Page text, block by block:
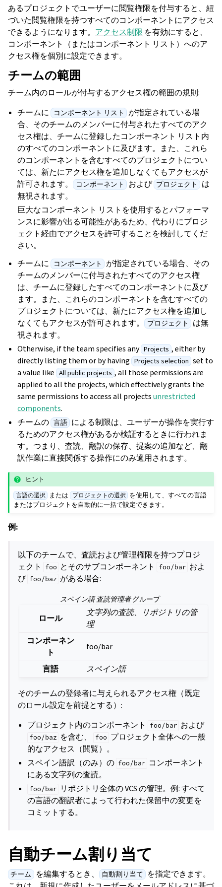
あるプロジェクトでユーザーに閲覧権限を付与すると、紐
づいた閲覧権限を持つすべてのコンポーネントにアクセス
できるようになります。 アクセス制限 を有効にすると、
コンポーネント（またはコンポーネント リスト）へのア
クセス権を個別に設定できます。
チームの範囲
チーム内のロールが付与するアクセス権の範囲の規則:
チームに コンポーネント リスト が指定されている場
合、そのチームのメンバーに付与されたすべてのアク
セス権は、チームに登録したコンポーネント リスト内
のすべてのコンポーネントに及びます。また、これら
のコンポーネントを含むすべてのプロジェクトについ
ては、新たにアクセス権を追加しなくてもアクセスが
許可されます。 コンポーネント および プロジェクト
は
無視されます。
巨大なコンポーネント リストを使用するとパフォーマ
ンスに影響が出る可能性があるため、代わりにプロジ
ェクト経由でアクセスを許可することを検討してくだ
さい。
チームに コンポーネント が指定されている場合、その
チームのメンバーに付与されたすべてのアクセス権
は、チームに登録したすべてのコンポーネントに及び
ます。また、これらのコンポーネントを含むすべての
プロジェクトについては、新たにアクセス権を追加し
なくてもアクセスが許可されます。 プロジェクト は無
視されます。
Otherwise, if the team specifies any Projects , either by
directly listing them or by having Projects selection set to
a value like All public projects , all those permissions are
applied to all the projects, which effectively grants the
same permissions to access all projectsunrestricted
components.
チームの 言語 による制限は、ユーザーが操作を実行す
るためのアクセス権があるか検証するときに行われま
す。つまり、査読、翻訳の保存、提案の追加など、翻
訳作業に直接関係する操作にのみ適用されます。
ヒント
言語の選択 または プロジェクトの選択 を使用して、すべての言語
またはプロジェクトを自動的に一括で設定できます。
例:
以下のチームで、査読および管理権限を持つプロジ
ェクト
foo とそのサブコンポーネント foo/bar およ
び foo/baz がある場合:
スペイン語 査読管理者グループ
ロール
文字列の査読、
リポジトリの管
理
コンポーネン
ト
foo/bar
言語 スペイン語
そのチームの登録者に与えられるアクセス権（既定
のロール設定を前提とする）:
プロジェクト内のコンポーネント
foo/bar および
foo/baz を含む、 foo プロジェクト全体への一般
的なアクセス（閲覧）。
スペイン語訳（のみ）の foo/bar コンポーネント
にある文字列の査読。
foo/bar リポジトリ全体の VCS の管理。例: すべて
の言語の翻訳者によって行われた保留中の変更を
コミットする。
自動チーム割り当て
チーム を編集するとき、 自動割り当て を指定できます。